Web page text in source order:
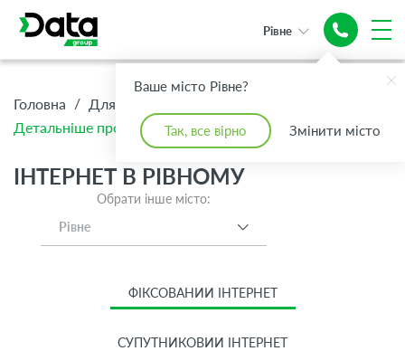
Ваше місто Рівне?
Так, все вірно Змінити місто
Рівне
Головна / Для Дому
Детальніше про тариф Стандарт
ІНТЕРНЕТ В РІВНОМУ
Обрати інше місто:
Рівне
ФІКСОВАНИЙ ІНТЕРНЕТ
СУПУТНИКОВИЙ ІНТЕРНЕТ